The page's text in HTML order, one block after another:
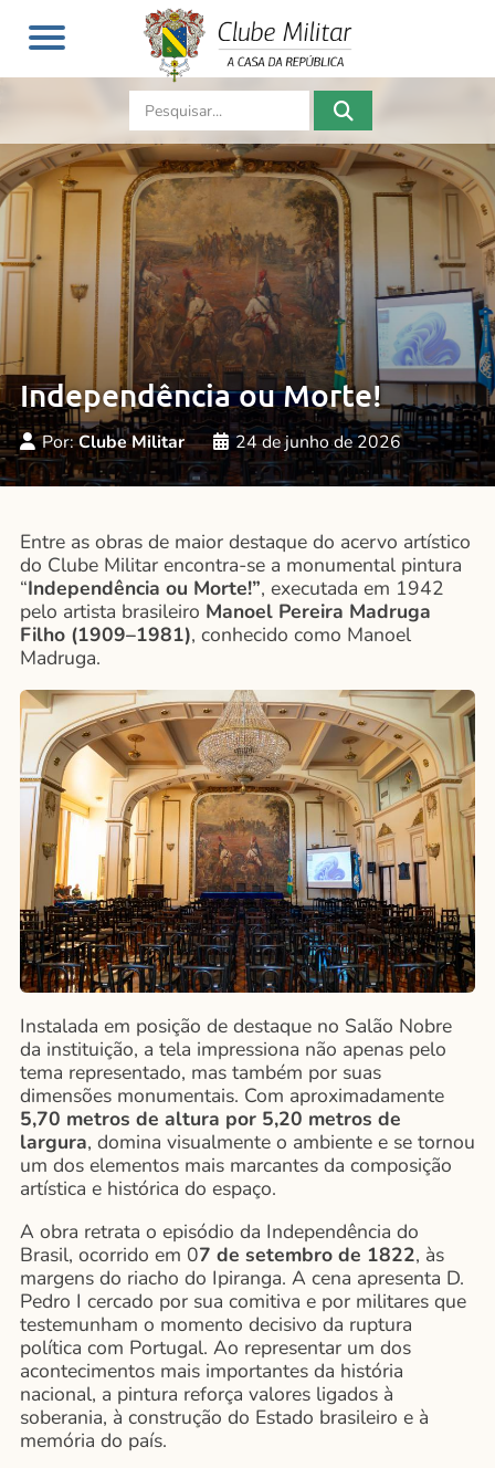
Independência ou Morte!
Por:Clube Militar 24 de junho de 2026
Entre as obras de maior destaque do acervo artístico
do Clube Militar encontra-se a monumental pintura
“Independência ou Morte!”, executada em 1942
pelo artista brasileiro Manoel Pereira Madruga
Filho (1909–1981), conhecido como Manoel
Madruga.
Instalada em posição de destaque no Salão Nobre
da instituição, a tela impressiona não apenas pelo
tema representado, mas também por suas
dimensões monumentais. Com aproximadamente
5,70 metros de altura por 5,20 metros de
largura, domina visualmente o ambiente e se tornou
um dos elementos mais marcantes da composição
artística e histórica do espaço.
A obra retrata o episódio da Independência do
Brasil, ocorrido em 07 de setembro de 1822, às
margens do riacho do Ipiranga. A cena apresenta D.
Pedro I cercado por sua comitiva e por militares que
testemunham o momento decisivo da ruptura
política com Portugal. Ao representar um dos
acontecimentos mais importantes da história
nacional, a pintura reforça valores ligados à
soberania, à construção do Estado brasileiro e à
memória do país.